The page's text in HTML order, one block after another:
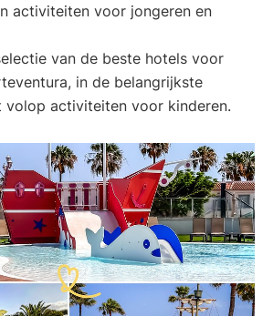
activiteiten voor jongeren en
van de beste hotels voor
in de belangrijkste
volop activiteiten voor kinderen.